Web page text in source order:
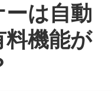
は自動
料機能が